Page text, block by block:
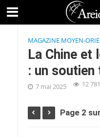
MAGAZINE MOYEN-
La Chine et
: un
7 mai 2025 12
Page 2